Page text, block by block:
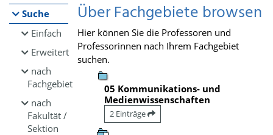
Suche
Einfach
Erweitert
nach
Fachgebiet
nach
Fakultät /
Sektion
Über Fachgebiete browsen
Hier können Sie die Professoren und
Professorinnen nach Ihrem Fachgebiet
suchen.
05 Kommunikations- und
Medienwissenschaften
2 Einträge